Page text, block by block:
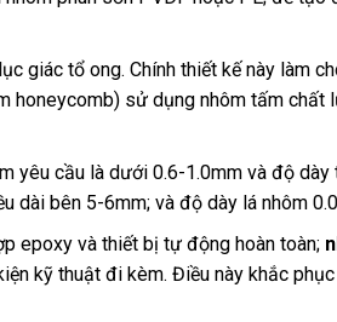
giác tổ ong. Chính thiết kế này làm
honeycomb) sử dụng nhôm tấm chất
yêu cầu là dưới 0.6-1.0mm và độ
dài bên 5-6mm; và độ dày lá nhôm
epoxy và thiết bị tự động hoàn toàn;
kỹ thuật đi kèm. Điều này khắc